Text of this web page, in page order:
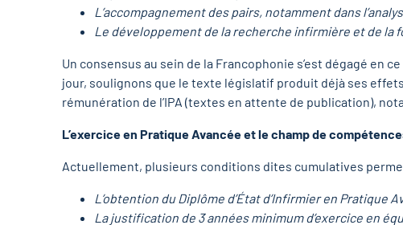
L’accompagnement des pairs, notamment dans
Le développement de la recherche infirmière et de la
Un consensus au sein de la Francophonie s’est dégagé en
jour, soulignons que le texte législatif produit déjà ses
rémunération de l’IPA (textes en attente de publication),
L’exercice en Pratique Avancée et le champ de
Actuellement, plusieurs conditions dites cumulatives
L’obtention du Diplôme d’État d’Infirmier en Pratique
La justification de 3 années minimum d’exercice en